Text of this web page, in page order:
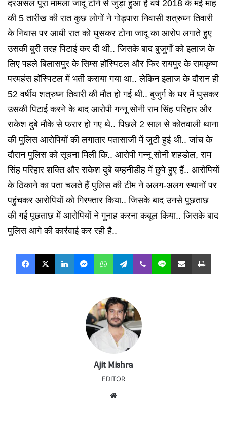
दरअसल पूरा मामला जादू टोने से जुड़ा हुआ है वर्ष 2018 के मई माह
की 5 तारीख की रात कुछ लोगों ने गोड़पारा निवासी शत्रुघ्न तिवारी
के निवास पर आधी रात को घुसकर टोना जादू का आरोप लगाते हुए
उसकी बुरी तरह पिटाई कर दी थी.. जिसके बाद बुजुर्गों को इलाज के
लिए पहले बिलासपुर के सिम्स हॉस्पिटल और फिर रायपुर के रामकृष्ण
परमहंस हॉस्पिटल में भर्ती कराया गया था.. लेकिन इलाज के दौरान ही
52 वर्षीय शत्रुघ्न तिवारी की मौत हो गई थी.. बुजुर्ग के घर में घुसकर
उसकी पिटाई करने के बाद आरोपी गन्नू सोनी राम सिंह परिहार और
राकेश दुबे मौके से फरार हो गए थे.. पिछले 2 साल से कोतवाली थाना
की पुलिस आरोपियों की लगातार पतासाजी में जुटी हुई थी.. जांच के
दौरान पुलिस को सूचना मिली कि.. आरोपी गन्नू सोनी शहडोल, राम
सिंह परिहार शक्ति और राकेश दुबे बम्हनीडीह में छुपे हुए हैं.. आरोपियों
के ठिकाने का पता चलते हैं पुलिस की टीम ने अलग-अलग स्थानों पर
पहुंचकर आरोपियों को गिरफ्तार किया.. जिसके बाद उनसे पूछताछ
की गई पूछताछ में आरोपियों ने गुनाह करना कबूल किया.. जिसके बाद
पुलिस आगे की कार्रवाई कर रही है..
Facebook
X LinkedInMessengerWhatsAppTelegram
Viber Line Share via Email Print
Ajit Mishra
EDITOR